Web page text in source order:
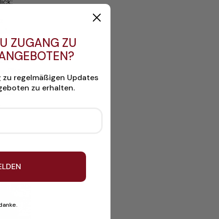
Bitte
Sorgen
ZUGANG ZU
regelmäßigen Updates
zu erhalten.